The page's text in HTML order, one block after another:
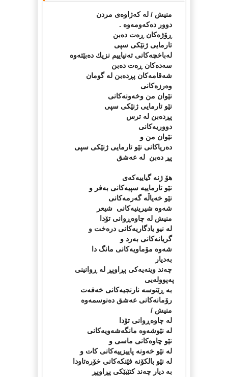
منیش / لە كەژاوەى مردن
دوور دەكەومەوە .
ڕۆژەكان ڕەت دەبن
تارمایى ژنێكى سپى
لەباخچەكانى تەنیاییم نزیك دەبێتەوە
سەدەكان ڕەت دەبن
شەقامەكان پڕدەبن لە گومان
وەرزەكانى
نێوان من وخەونەكانى
نێو تارمایى ژنێكى سپى
پڕدەبن لە ترس
دووریەكانى
نێوان من و
دەریاكانى نێو تارمایى ژنێكى سپى
پڕ دەبن لە عەشق
هۆ ژنە گیاییەكەى
نێو تارماییە سپیەكانى بەفر و
نێو خەیاڵە گەرمەكانى
شەوە شیرینیەكانى شیعر
منیش لە چاوەڕوانى تۆدا
لە نیو یادگاریەكانى درەخت و
گریانەكانى بەرد و
شەوە مۆماویەكانى مانگ دا
بەدیار
چەند وینەیەكى پڕاوپڕ لە ڕوانینى
پەپوولەیى
بە ڕێنوسە نارنجیەكانى خەفەت
رۆمانەكانى عەشق دەنوسمەوە
منیش /
لە چاوەڕوانى تۆدا
لە نێوشەوە مانگەشەویەكانى
نێو چاوەكانى ماسى و
لە نێو خەونە پاییزییەكانى كات و
لە نێو بالكۆنە فێنكەكانى خۆرەتاودا
بە دیار چەند كتێبێكى پڕاوپڕ